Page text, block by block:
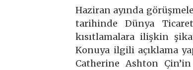
Haziran ayında
tarihinde Dünya
kısıtlamalara ilişkin
Konuya ilgili açıklama
Catherine Ashton